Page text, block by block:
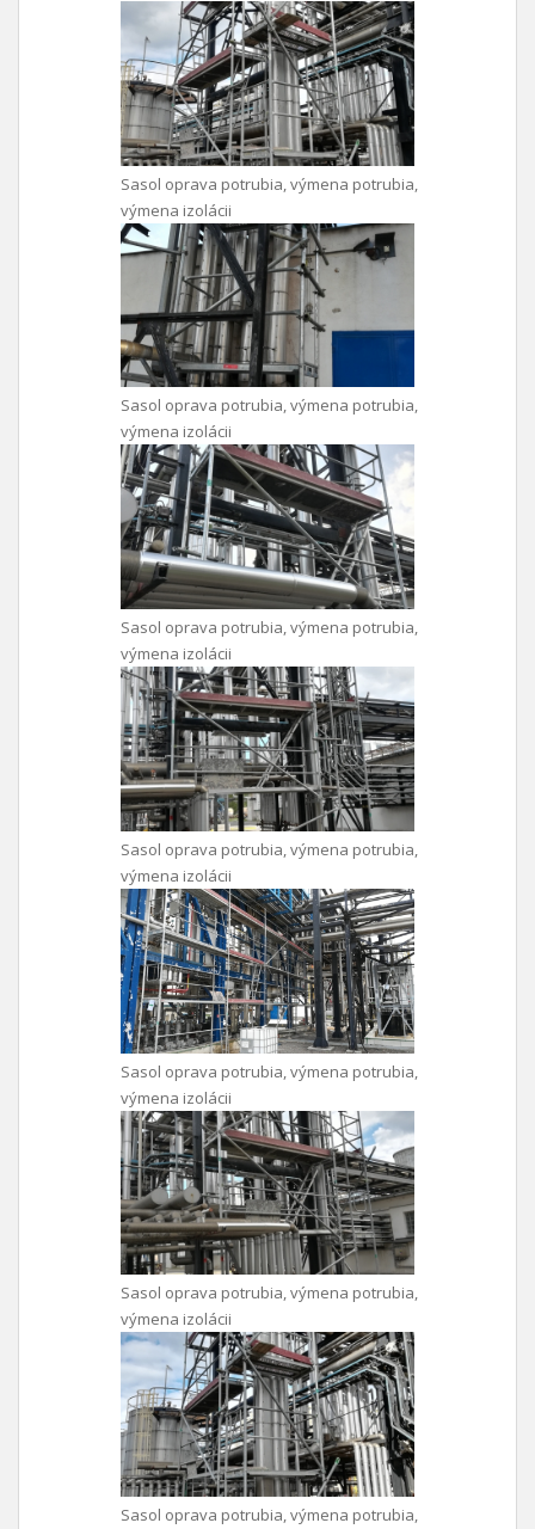
Sasol oprava potrubia, výmena potrubia,
výmena izolácii
Sasol oprava potrubia, výmena potrubia,
výmena izolácii
Sasol oprava potrubia, výmena potrubia,
výmena izolácii
Sasol oprava potrubia, výmena potrubia,
výmena izolácii
Sasol oprava potrubia, výmena potrubia,
výmena izolácii
Sasol oprava potrubia, výmena potrubia,
výmena izolácii
Sasol oprava potrubia, výmena potrubia,